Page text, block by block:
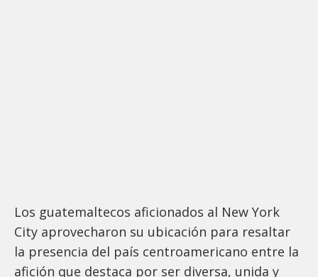
Los guatemaltecos aficionados al New York
City aprovecharon su ubicación para resaltar
la presencia del país centroamericano entre la
afición que destaca por ser diversa, unida y